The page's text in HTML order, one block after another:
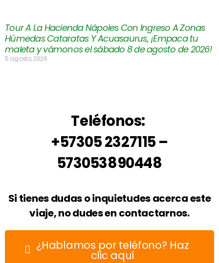
Tour A La Hacienda Nápoles Con Ingreso A Zonas
Húmedas Cataratas Y Acuasaurus, ¡Empaca tu
maleta y vámonos el sábado 8 de agosto de 2026!
5 agosto, 2026
Teléfonos:
+57305 2327115 –
573053890448
Si tienes dudas o inquietudes acerca este
viaje, no dudes en contactarnos.
¿Hablamos por teléfono? Haz
clic aquí